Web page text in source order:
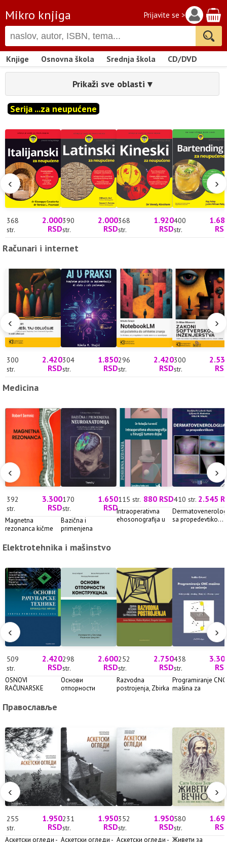
Mikro knjiga Prijavite se >
Knjige Osnovna škola Srednja škola CD/DVD
Prikaži sve oblasti ▾
Serija ...za neupućene
‹ ›
368
str.
2.000
RSD
390
str.
2.000
RSD
368
str.
1.920
RSD
400
str.
Računari i internet
‹ ›
300
str.
2.420
RSD
304
str.
1.850
RSD
296
str.
2.420
RSD
300
str.
Medicina
‹ ›
392
str.
3.300
RSD
Magnetna
rezonanca kičme
170
str.
1.650
RSD
Bazična i
primenjena
115 str. 880 RSD
Intraoperativna
ehosonografija u
410 str. 2.545
sa propedevtiko...
Elektrotehnika i mašinstvo
‹ ›
509
str.
2.420
RSD
OSNOVI
RAČUNARSKE
Prekida...
298
str.
2.600
RSD
Основи
отпорности
252
str.
2.750
RSD
Razvodna
postrojenja, Zbirka
438
str.
Programiranje CNC
mašina za
Православље
‹ ›
255
str.
1.950
RSD
Аскетски огледи -
231
str.
1.950
RSD
Аскетски огледи -
352
str.
1.950
RSD
Аскетски огледи -
580
str.
Живeти за